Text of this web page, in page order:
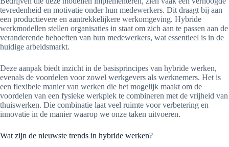
tevredenheid en motivatie onder hun medewerkers. Dit draagt bij aan
een productievere en aantrekkelijkere werkomgeving. Hybride
werkmodellen stellen organisaties in staat om zich aan te passen aan de
veranderende behoeften van hun medewerkers, wat essentieel is in de
huidige arbeidsmarkt.
Deze aanpak biedt inzicht in de basisprincipes van hybride werken,
evenals de voordelen voor zowel werkgevers als werknemers. Het is
een flexibele manier van werken die het mogelijk maakt om de
voordelen van een fysieke werkplek te combineren met de vrijheid van
thuiswerken. Die combinatie laat veel ruimte voor verbetering en
innovatie in de manier waarop we onze taken uitvoeren.
Wat zijn de nieuwste trends in hybride werken?